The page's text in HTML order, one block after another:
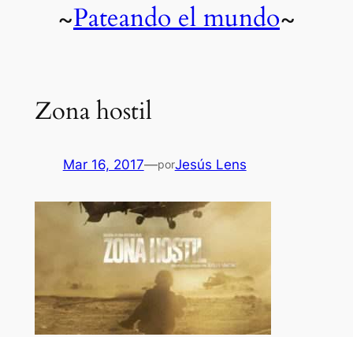
~Pateando el mundo~
Zona hostil
Mar 16, 2017—porJesús Lens